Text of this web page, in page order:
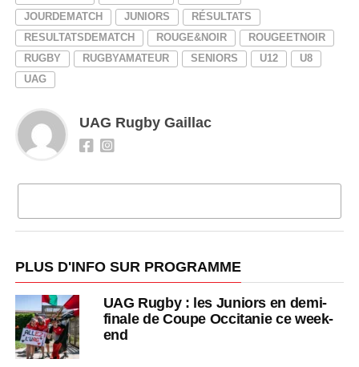
JOURDEMATCH
JUNIORS
RÉSULTATS
RESULTATSDEMATCH
ROUGE&NOIR
ROUGEETNOIR
RUGBY
RUGBYAMATEUR SENIORS U12
U8
UAG
UAG Rugby Gaillac
PLUS D'INFO SUR PROGRAMME
UAG Rugby : les Juniors en demi-
finale de Coupe Occitanie ce week-
end